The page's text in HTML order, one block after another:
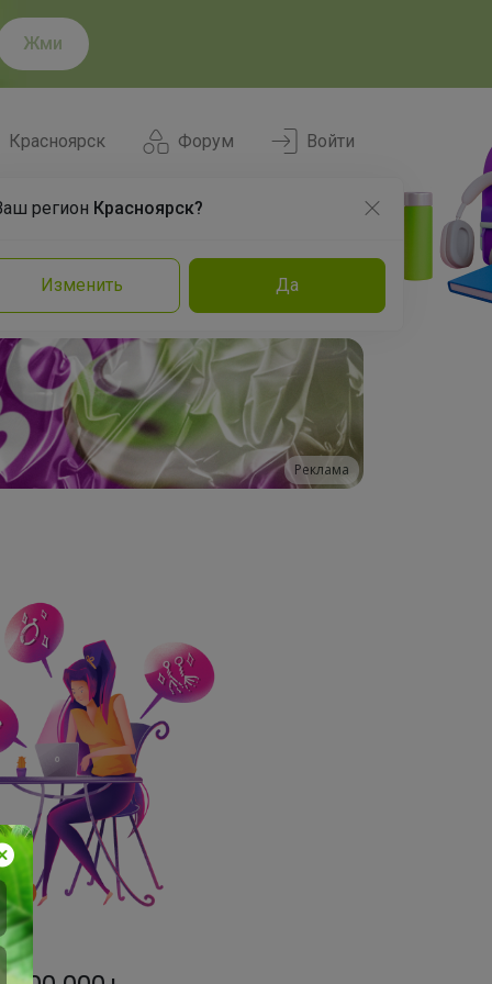
Жми
Форум
Красноярск
регион Красноярск?
Изменить Да
Войти
Команда Эксперты
Реклама